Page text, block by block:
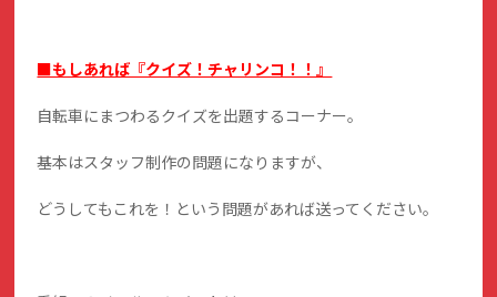
■もしあれば『クイズ！チャリンコ！！』
自転車にまつわるクイズを出題するコーナー。
基本はスタッフ制作の問題になりますが、
どうしてもこれを！という問題があれば送ってください。